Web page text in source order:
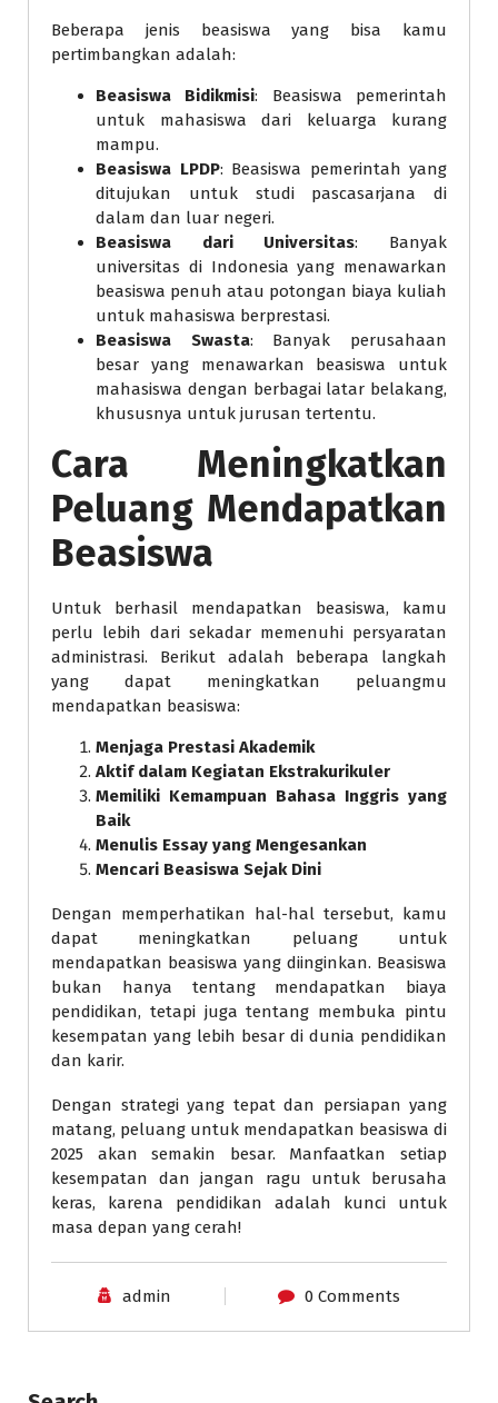
Beberapa jenis beasiswa yang bisa kamu
pertimbangkan adalah:
Beasiswa Bidikmisi: Beasiswa pemerintah
untuk mahasiswa dari keluarga kurang
mampu.
Beasiswa LPDP: Beasiswa pemerintah yang
ditujukan untuk studi pascasarjana di
dalam dan luar negeri.
Beasiswa dari Universitas: Banyak
universitas di Indonesia yang menawarkan
beasiswa penuh atau potongan biaya kuliah
untuk mahasiswa berprestasi.
Beasiswa Swasta: Banyak perusahaan
besar yang menawarkan beasiswa untuk
mahasiswa dengan berbagai latar belakang,
khususnya untuk jurusan tertentu.
Cara Meningkatkan
Peluang Mendapatkan
Beasiswa
Untuk berhasil mendapatkan beasiswa, kamu
perlu lebih dari sekadar memenuhi persyaratan
administrasi. Berikut adalah beberapa langkah
yang dapat meningkatkan peluangmu
mendapatkan beasiswa:
Menjaga Prestasi Akademik
Aktif dalam Kegiatan Ekstrakurikuler
Memiliki Kemampuan Bahasa Inggris yang
Baik
Menulis Essay yang Mengesankan
Mencari Beasiswa Sejak Dini
Dengan memperhatikan hal-hal tersebut, kamu
dapat meningkatkan peluang untuk
mendapatkan beasiswa yang diinginkan. Beasiswa
bukan hanya tentang mendapatkan biaya
pendidikan, tetapi juga tentang membuka pintu
kesempatan yang lebih besar di dunia pendidikan
dan karir.
Dengan strategi yang tepat dan persiapan yang
matang, peluang untuk mendapatkan beasiswa di
2025 akan semakin besar. Manfaatkan setiap
kesempatan dan jangan ragu untuk berusaha
keras, karena pendidikan adalah kunci untuk
masa depan yang cerah!
admin 0 Comments